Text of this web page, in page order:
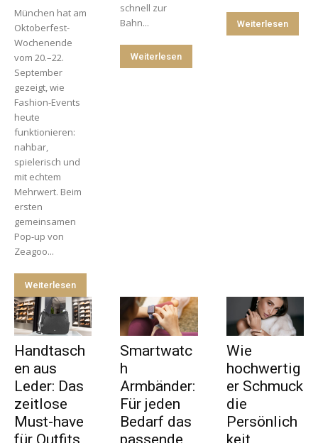
München hat am
Oktoberfest-
Wochenende
vom 20.–22.
September
gezeigt, wie
Fashion-Events
heute
funktionieren:
nahbar,
spielerisch und
mit echtem
Mehrwert. Beim
ersten
gemeinsamen
Pop-up von
Zeagoo...
Weiterlesen
schnell zur
Bahn...
Weiterlesen
Weiterlesen
Handtasch
en aus
Leder: Das
zeitlose
Must-have
für Outfits,
Smartwatc
h
Armbänder:
Für jeden
Bedarf das
passende
Wie
hochwertig
er Schmuck
die
Persönlich
keit